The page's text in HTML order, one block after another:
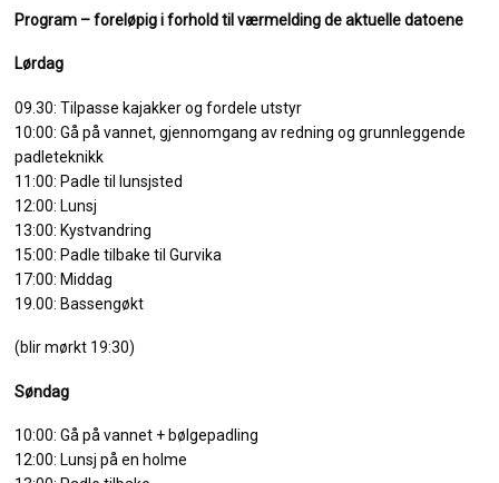
Program – foreløpig i forhold til værmelding de aktuelle datoene
Lørdag
09.30: Tilpasse kajakker og fordele utstyr
10:00: Gå på vannet, gjennomgang av redning og grunnleggende
padleteknikk
11:00: Padle til lunsjsted
12:00: Lunsj
13:00: Kystvandring
15:00: Padle tilbake til Gurvika
17:00: Middag
19.00: Bassengøkt
(blir mørkt 19:30)
Søndag
10:00: Gå på vannet + bølgepadling
12:00: Lunsj på en holme